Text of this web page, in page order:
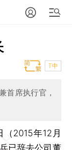
T中
首席执行官，
（2015年12月
已辞去公司董